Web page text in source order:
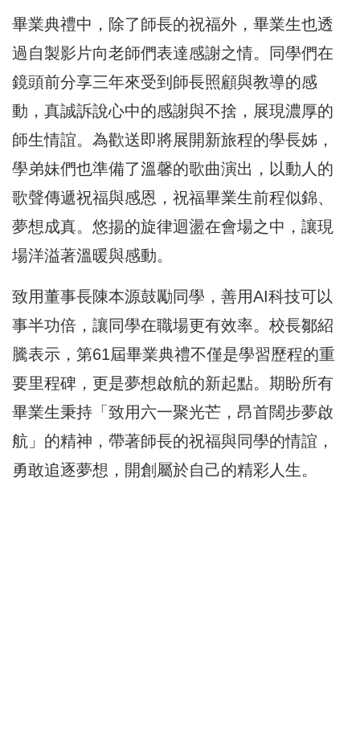
畢業典禮中，除了師長的祝福外，畢業生也透
過自製影片向老師們表達感謝之情。同學們在
鏡頭前分享三年來受到師長照顧與教導的感
動，真誠訴說心中的感謝與不捨，展現濃厚的
師生情誼。為歡送即將展開新旅程的學長姊，
學弟妹們也準備了溫馨的歌曲演出，以動人的
歌聲傳遞祝福與感恩，祝福畢業生前程似錦、
夢想成真。悠揚的旋律迴盪在會場之中，讓現
場洋溢著溫暖與感動。
致用董事長陳本源鼓勵同學，善用AI科技可以
事半功倍，讓同學在職場更有效率。校長鄒紹
騰表示，第61屆畢業典禮不僅是學習歷程的重
要里程碑，更是夢想啟航的新起點。期盼所有
畢業生秉持「致用六一聚光芒，昂首闊步夢啟
航」的精神，帶著師長的祝福與同學的情誼，
勇敢追逐夢想，開創屬於自己的精彩人生。